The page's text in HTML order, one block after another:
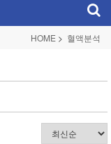
HOME 혈액분석